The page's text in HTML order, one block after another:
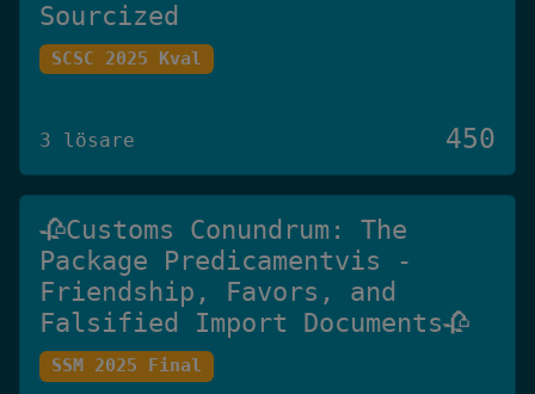
Sourcized
SCSC 2025 Kval
3 lösare 450
🥀Customs Conundrum: The
Package Predicamentvis -
Friendship, Favors, and
Falsified Import Documents🥀
SSM 2025 Final